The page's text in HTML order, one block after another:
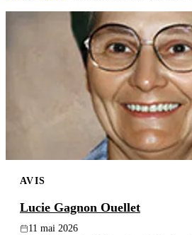
Publier un
AVIS
Lucie Gagnon Ouellet
11 mai 2026